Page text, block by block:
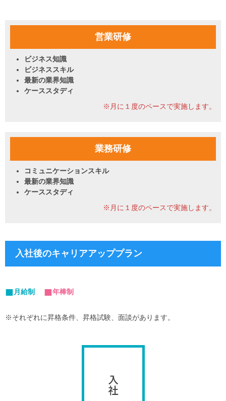
営業研修
ビジネス知識
ビジネススキル
最新の業界知識
ケーススタディ
※月に１度のペースで実施します。
業務研修
コミュニケーションスキル
最新の業界知識
ケーススタディ
※月に１度のペースで実施します。
入社後のキャリアアッププラン
月給制 年棒制
※それぞれに昇格条件、昇格試験、面談があります。